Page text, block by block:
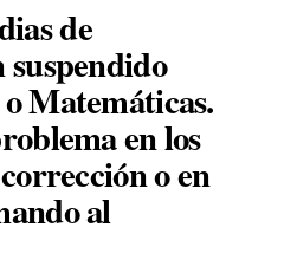
de
suspendido
Matemáticas.
en los
o en
al